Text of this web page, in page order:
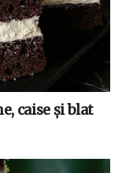
caise și blat